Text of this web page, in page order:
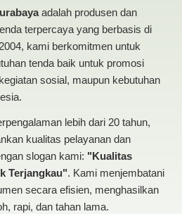
adalah produsen dan
terpercaya yang berbasis di
kami berkomitmen untuk
tenda baik untuk promosi
sosial, maupun kebutuhan
lebih dari 20 tahun,
kualitas pelayanan dan
slogan kami: "Kualitas
Terjangkau". Kami menjembatani
secara efisien, menghasilkan
rapi, dan tahan lama.